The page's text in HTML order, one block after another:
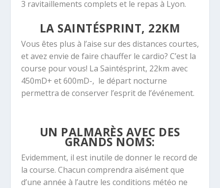
3 ravitaillements complets et le repas à Lyon.
LA SAINTÉSPRINT, 22KM
Vous êtes plus à l’aise sur des distances courtes,
et avez envie de faire chauffer le cardio? C’est la
course pour vous! La Saintésprint, 22km avec
450mD+ et 600mD-, le départ nocturne
permettra de conserver l’esprit de l’événement.
UN PALMARÈS AVEC DES
GRANDS NOMS:
Evidemment, il est inutile de donner le record de
la course. Chacun comprendra aisément que
d’une année à l’autre les conditions météo ne